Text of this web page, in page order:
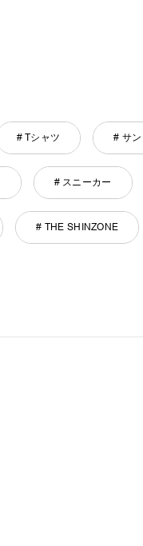
# Tシャツ # サ
# スニーカー
# THE SHINZONE